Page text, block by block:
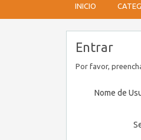
INICIO
Entrar
Por favor,
Nome de